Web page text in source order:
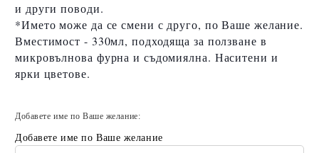
и други поводи.
*Името може да се смени с друго, по Ваше желание.
Вместимост - 330мл, подходяща за ползване в
микровълнова фурна и съдомиялна. Наситени и
ярки цветове.
Добавете име по Ваше желание:
Добавете име по Ваше желание